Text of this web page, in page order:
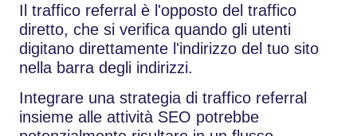
Il traffico referral è l'opposto del traffico
diretto, che si verifica quando gli utenti
digitano direttamente l'indirizzo del tuo sito
nella barra degli indirizzi.
Integrare una strategia di traffico referral
insieme alle attività SEO potrebbe